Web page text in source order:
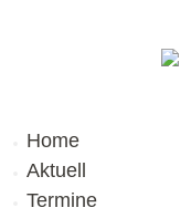
Home
Aktuell
Termine